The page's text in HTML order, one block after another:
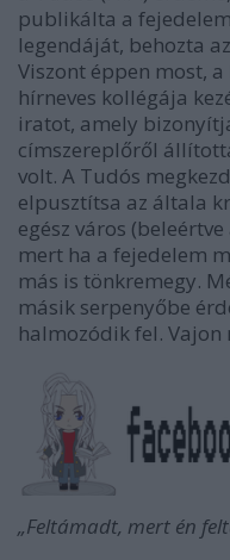
publikálta a
legendáját, behozta
Viszont éppen most,
hírneves kollégája
iratot, amely
címszereplőről
volt. A Tudós
elpusztítsa az általa
egész város
mert ha a fejedelem
más is tönkremegy.
másik serpenyőbe
halmozódik fel.
„Feltámadt, mert én